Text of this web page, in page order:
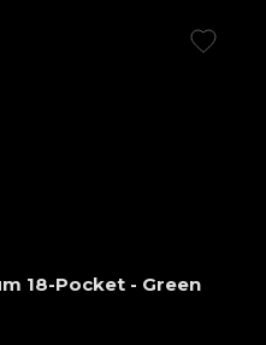
18-Pocket - Green